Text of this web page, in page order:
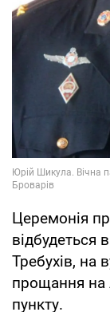
Церемонія
відбудеться
Требухів, на
прощання на
пункту.